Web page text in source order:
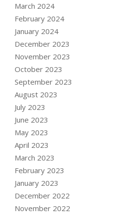
March 2024
February 2024
January 2024
December 2023
November 2023
October 2023
September 2023
August 2023
July 2023
June 2023
May 2023
April 2023
March 2023
February 2023
January 2023
December 2022
November 2022